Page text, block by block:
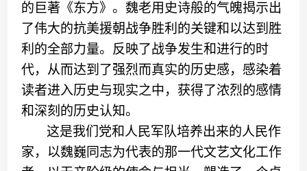
的巨著 《东方》。魏老用史诗般的气魄揭示出
了伟大的抗美援朝战争胜利 的关键和以达到胜
利的全部力量。反映了战争发生和进行的时
代， 从而达到了强烈而真实的历史感，感染着
读者进入历史与现实之中，获得了浓烈的感情
和深刻的历史认知。
这是我们党和人民军队培养出来的人民作
家，以魏巍同志为代表的那一代文艺文化工作